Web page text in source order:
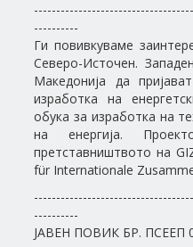
----------
Ги повивкуваме
Северо-Источен.
Македонија да
изработка на
обука за изработка на
на енергија.
претставништвото на
für Internationale
----------
ЈАВЕН ПОВИК БР. ПСЕЕП